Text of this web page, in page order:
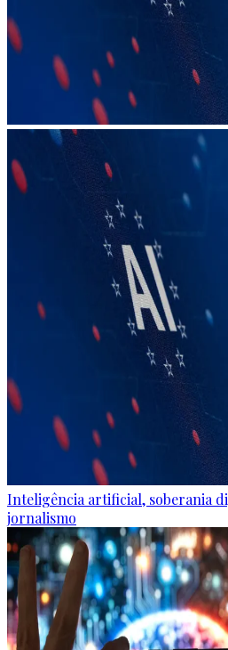
Inteligência artificial, soberania
jornalismo